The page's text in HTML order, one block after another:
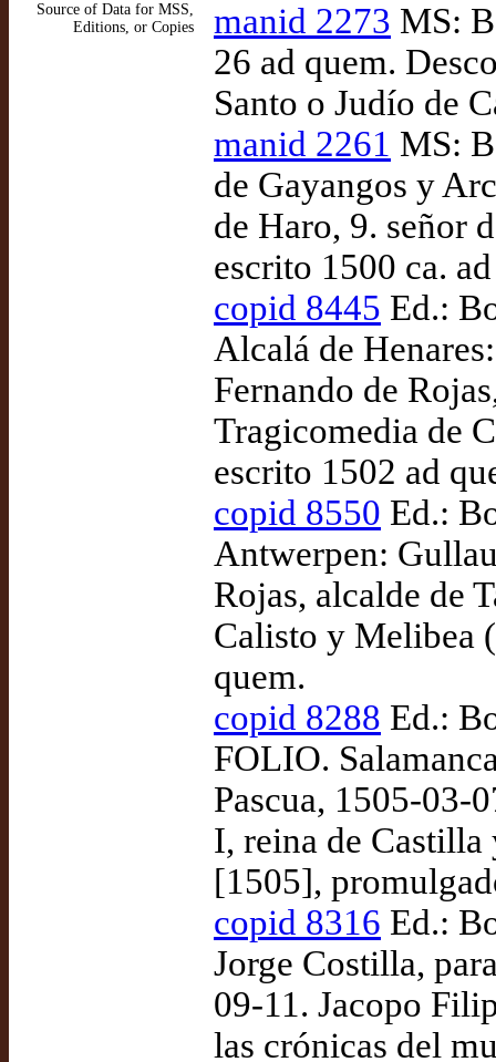
Source of Data for MSS,
Editions, or Copies
manid 2273 MS:
26 ad quem.
Santo o Judío de
manid 2261 MS:
de Gayangos y
de Haro, 9. señor
escrito 1500 ca.
copid 8445 Ed.:
Alcalá de
Fernando de
Tragicomedia de
escrito 1502 ad
copid 8550 Ed.:
Antwerpen:
Rojas, alcalde de
Calisto y Melibea
quem.
copid 8288 Ed.:
FOLIO.
Pascua, 1505-03-
I, reina de Castilla
[1505],
copid 8316 Ed.:
Jorge Costilla,
09-11. Jacopo
las crónicas del